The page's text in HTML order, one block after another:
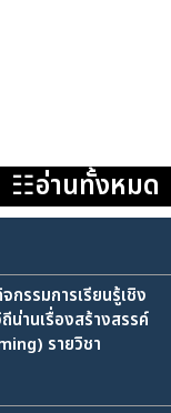
☷อ่านทั้งหมด
รรมการเรียนรู้เชิง
านเรื่องสร้างสรรค์
รายวิชา